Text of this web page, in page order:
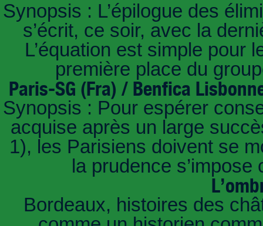
Synopsis : L’épilogue des
s’écrit, ce soir, avec la
L’équation est simple pour
première place du
Paris-SG (Fra) / Benfica
Synopsis : Pour espérer
acquise après un large
1), les Parisiens doivent se
la prudence
Bordeaux, histoires des